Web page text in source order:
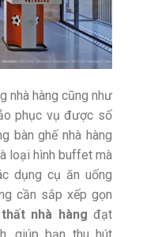
nhà hàng cũng như
phục vụ được số
bàn ghế nhà hàng
loại hình buffet mà
dụng cụ ăn uống
cần sắp xếp gọn
nhà hàng đạt